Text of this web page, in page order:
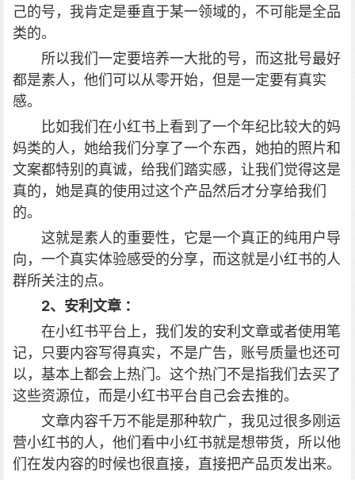
己的号，我肯定是垂直于某一领域的，不可能是全品
类的。
所以我们一定要培养一大批的号，而这批号最好
都是素人，他们可以从零开始，但是一定要有真实
感。
比如我们在小红书上看到了一个年纪比较大的妈
妈类的人，她给我们分享了一个东西，她拍的照片和
文案都特别的真诚，给我们踏实感，让我们觉得这是
真的，她是真的使用过这个产品然后才分享给我们
的。
这就是素人的重要性，它是一个真正的纯用户导
向，一个真实体验感受的分享，而这就是小红书的人
群所关注的点。
2、安利文章 ：
在小红书平台上，我们发的安利文章或者使用笔
记，只要内容写得真实，不是广告，账号质量也还可
以，基本上都会上热门。这个热门不是指我们去买了
这些资源位，而是小红书平台自己会去推的。
文章内容千万不能是那种软广，我见过很多刚运
营小红书的人，他们看中小红书就是想带货，所以他
们在发内容的时候也很直接，直接把产品页发出来。